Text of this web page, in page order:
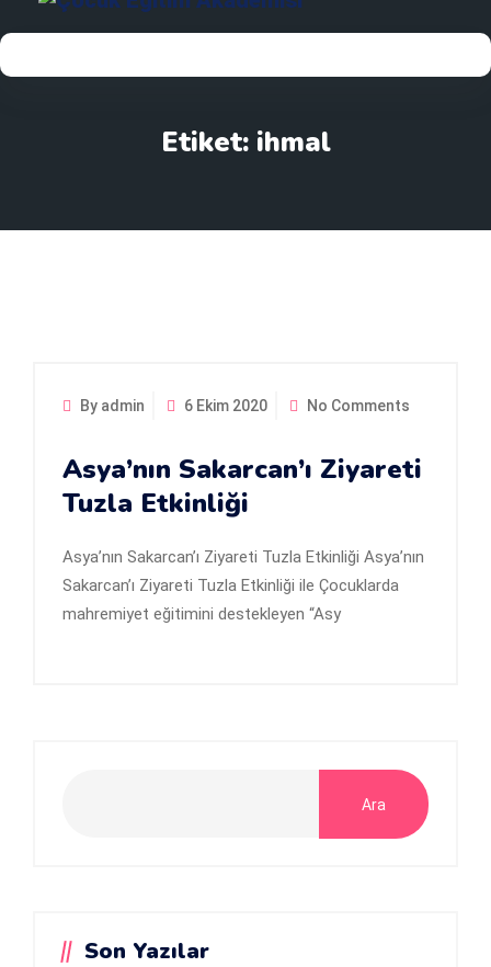
Etiket: ihmal
By admin 6 Ekim 2020 No Comments
Asya’nın Sakarcan’ı Ziyareti
Tuzla Etkinliği
Asya’nın Sakarcan’ı Ziyareti Tuzla Etkinliği Asya’nın
Sakarcan’ı Ziyareti Tuzla Etkinliği ile Çocuklarda
mahremiyet eğitimini destekleyen “Asy
Ara
Son Yazılar